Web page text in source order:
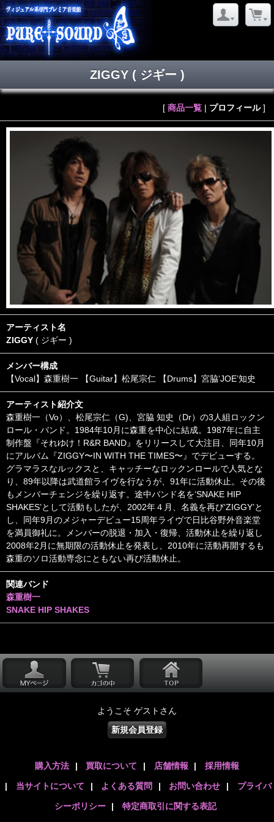
ZIGGY( ジギー )
[ 商品一覧 | プロフィール]
アーティスト名
ZIGGY ( ジギー )
メンバー構成
【Vocal】森重樹一 【Guitar】松尾宗仁 【Drums】宮脇‘JOE’知史
アーティスト紹介文
森重樹一（Vo）、松尾宗仁（G)、宮脇 知史（Dr）の3人組ロックン
ロール・バンド。1984年10月に森重を中心に結成。1987年に自主
制作盤『それゆけ！R&R BAND』をリリースして大注目、同年10月
にアルバム『ZIGGY〜IN WITH THE TIMES〜』でデビューする。
グラマラスなルックスと、キャッチーなロックンロールで人気とな
り、89年以降は武道館ライヴを行なうが、91年に活動休止。その後
もメンバーチェンジを繰り返す。途中バンド名を‘SNAKE HIP
SHAKES’として活動もしたが、2002年４月、名義を再び‘ZIGGY’と
し、同年9月のメジャーデビュー15周年ライヴで日比谷野外音楽堂
を満員御礼に。メンバーの脱退・加入・復帰、活動休止を繰り返し
2008年2月に無期限の活動休止を発表し、2010年に活動再開するも
森重のソロ活動専念にともない再び活動休止。
関連バンド
森重樹一
SNAKE HIP SHAKES
ようこそ ゲストさん
新規会員登録
購入方法 | 買取について | 店舗情報 | 採用情報
| 当サイトについて | よくある質問 | お問い合わせ | プライバ
シーポリシー | 特定商取引に関する表記